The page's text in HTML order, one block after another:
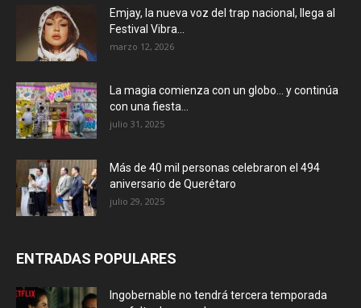
Emjay, la nueva voz del trap nacional, llega al
Festival Vibra...
marzo 12, 2026
La magia comienza con un globo… y continúa
con una fiesta...
julio 31, 2025
Más de 40 mil personas celebraron el 494
aniversario de Querétaro
julio 29, 2025
ENTRADAS POPULARES
Ingobernable no tendrá tercera temporada